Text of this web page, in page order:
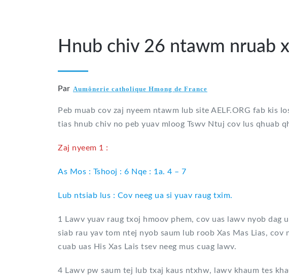
Hnub chiv 26 ntawm nruab
Par Aumônerie catholique Hmong de France
Peb muab cov zaj nyeem ntawm lub site AELF.ORG fab kis
tias hnub chiv no peb yuav mloog Tswv Ntuj cov lus qhuab
Zaj nyeem 1 :
As Mos : Tshooj : 6 Nqe : 1a. 4 – 7
Lub ntsiab lus : Cov neeg ua si yuav raug txim.
1 Lawv yuav raug txoj hmoov phem, cov uas lawv nyob dag
siab rau yav tom ntej nyob saum lub roob Xas Mas Lias,
cuab uas His Xas Lais tsev neeg mus cuag lawv.
4 Lawv pw saum tej lub txaj kaus ntxhw, lawv khaum tes